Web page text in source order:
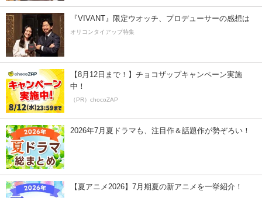
『VIVANT』限定ウオッチ、プロデューサーの感想は
オリコンタイアップ特集
【8月12日まで！】チョコザップキャンペーン実施
中！
（PR）chocoZAP
2026年7月夏ドラマも、注目作＆話題作が勢ぞろい！
【夏アニメ2026】7月期夏の新アニメを一挙紹介！